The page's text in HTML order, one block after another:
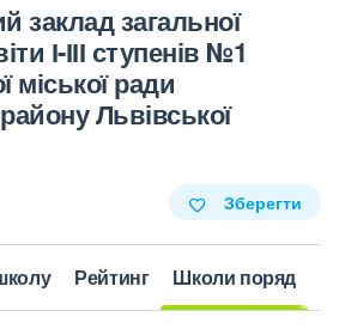
заклад загальної
І-ІІІ ступенів №1
міської ради
Львівської
Зберегти
Рейтинг Школи поряд